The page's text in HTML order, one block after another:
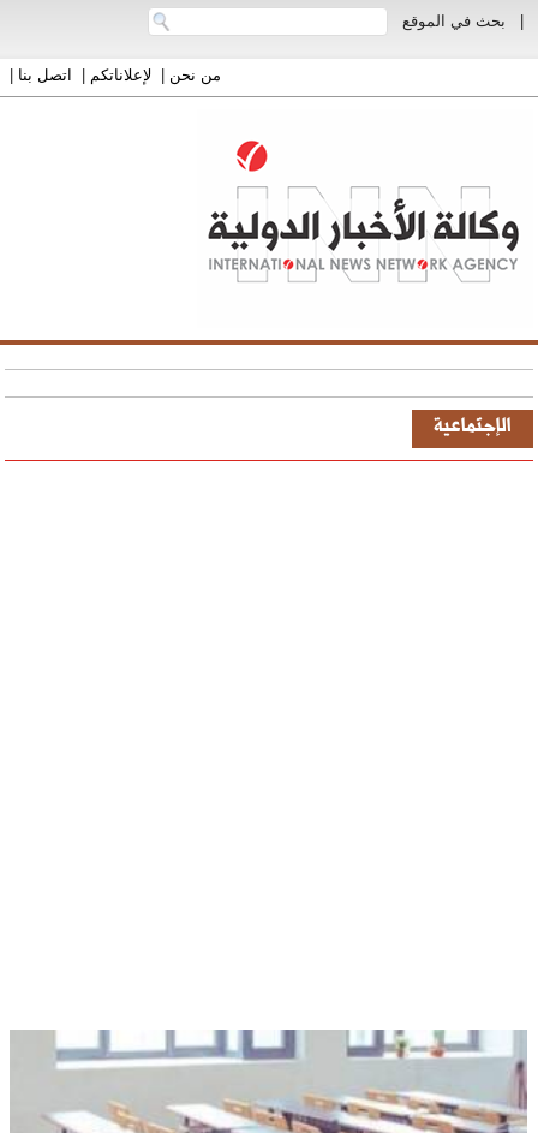
بحث في الموقع
من نحن| لإعلاناتكم| اتصل بنا|
الإجتماعية